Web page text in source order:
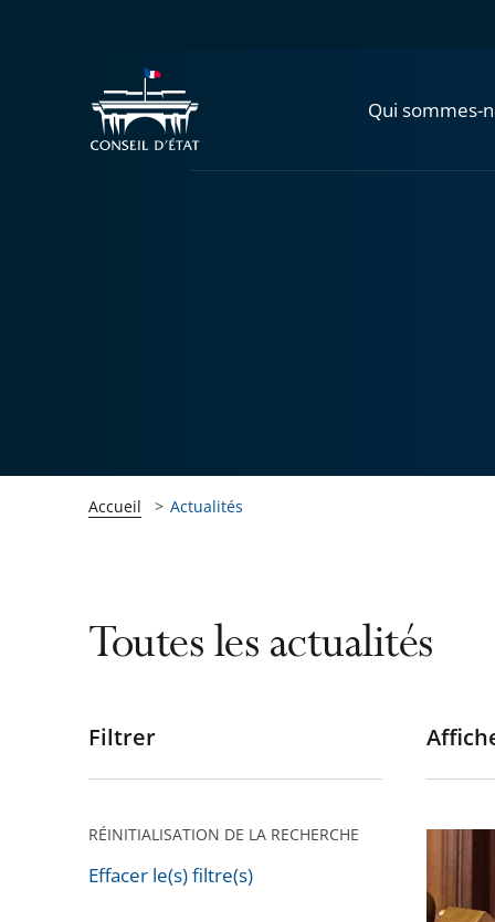
Qui sommes-
Accueil Actualités
Toutes les actualités
Passer
pour
après
Filtrer
RÉINITIALISATION DE LA RECHERCHE
Effacer le(s) filtre(s)
Conseil